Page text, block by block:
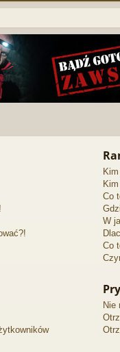
Co
W
Co
Nie